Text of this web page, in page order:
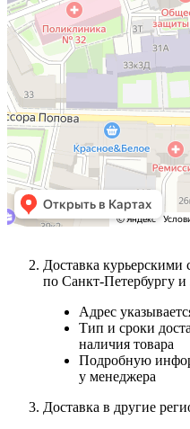
Доставка курьерскими
по Санкт-Петербургу
Адрес
Тип и сроки
наличия товара
Подробную
у менеджера
Доставка в другие